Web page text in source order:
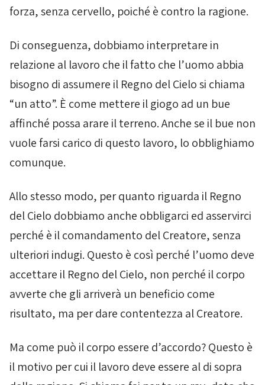
forza, senza cervello, poiché è contro la ragione.
Di conseguenza, dobbiamo interpretare in
relazione al lavoro che il fatto che l’uomo abbia
bisogno di assumere il Regno del Cielo si chiama
“un atto”. È come mettere il giogo ad un bue
affinché possa arare il terreno. Anche se il bue non
vuole farsi carico di questo lavoro, lo obblighiamo
comunque.
Allo stesso modo, per quanto riguarda il Regno
del Cielo dobbiamo anche obbligarci ed asservirci
perché è il comandamento del Creatore, senza
ulteriori indugi. Questo è così perché l’uomo deve
accettare il Regno del Cielo, non perché il corpo
avverte che gli arriverà un beneficio come
risultato, ma per dare contentezza al Creatore.
Ma come può il corpo essere d’accordo? Questo è
il motivo per cui il lavoro deve essere al di sopra